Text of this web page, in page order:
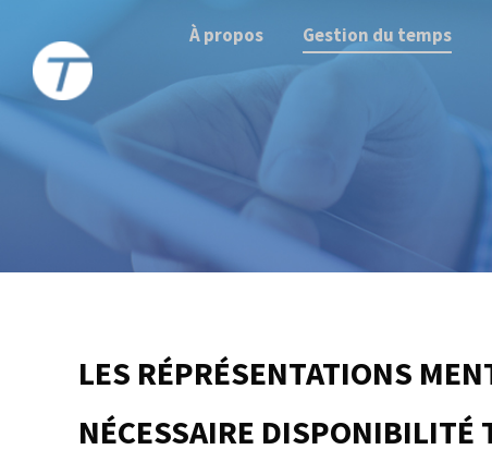
À propos Gestion du temps
LES RÉPRÉSENTATIONS
NÉCESSAIRE DISPONIBILITÉ